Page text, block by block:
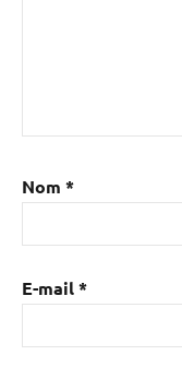
Nom *
E-mail*